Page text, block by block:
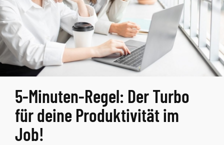
5-Minuten-Regel: Der Turbo
für deine Produktivität im
Job!